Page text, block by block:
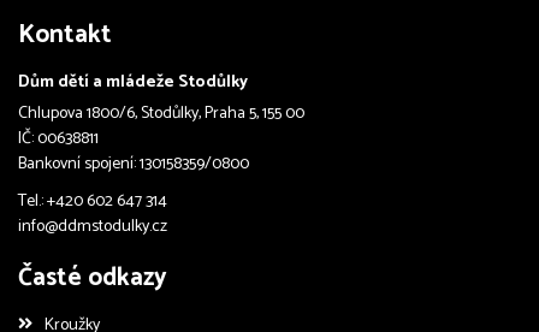
Kontakt
Dům dětí a mládeže Stodůlky
Chlupova 1800/6, Stodůlky, Praha 5, 155 00
IČ: 00638811
Bankovní spojení: 130158359/0800
Tel.: +420 602 647 314
info@ddmstodulky.cz
Časté odkazy
Kroužky